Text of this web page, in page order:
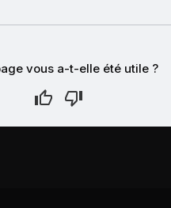
vous a-t-elle été utile ?